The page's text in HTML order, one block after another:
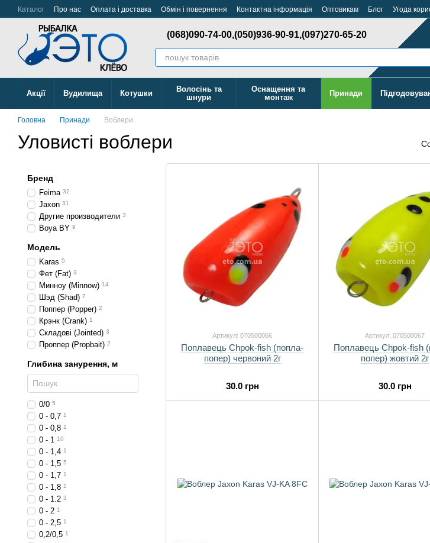
Перейти до основного контенту
Каталог Про нас Оплата і доставка Обмін і повернення Контактна інформація Оптовикам Блог Угода
Відстежити Замовлення
(068)090-74-00,(050)936-90-91,(097)270-65-20
Акції Вудилища Котушки
Волосінь та
шнури
Оснащення та
монтаж
Принади
Головна Принади Воблери
Уловисті воблери
Артикул: 070500066
Поплавець Chpok-fish (попла-
попер) червоний 2г
30.0 грн
Артикул: 070500067
Поплавець Chpok-fish
попер) жовтий 2г
30.0 грн
Бренд
Feima 32
Jaxon 31
Другие производители 3
Boya BY 9
Модель
Karas 5
Фет (Fat) 3
Минноу (Minnow) 14
Шэд (Shad) 7
Поппер (Popper) 2
Крэнк (Crank) 1
Складові (Jointed) 3
Проппер (Propbait) 2
Глибина занурення, м
0/0 5
0 - 0,7 1
0 - 0,8 1
0 - 1 10
0 - 1,4 1
0 - 1,5 5
0 - 1,7 1
0 - 1,8 1
0 - 1.2 3
0 - 2 1
0 - 2,5 1
0,2/0,5 1